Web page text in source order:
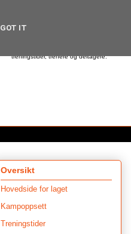
Dette er hjemmesiden til Utleira Idrettslag.
treningstider, trenere og deltagere.
Oversikt
Hovedside for laget
Kampoppsett
Treningstider
GOT IT